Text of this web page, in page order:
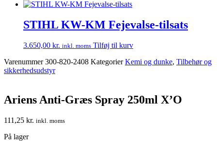
STIHL KW-KM Fejevalse-tilsats
3.650,00 kr. inkl. moms Tilføj til kurv
Varenummer300-820-2408 Kategorier Kemi og dunke, Tilbehør og
sikkerhedsudstyr
Ariens Anti-Græs Spray 250ml X’O
111,25 kr. inkl. moms
På lager